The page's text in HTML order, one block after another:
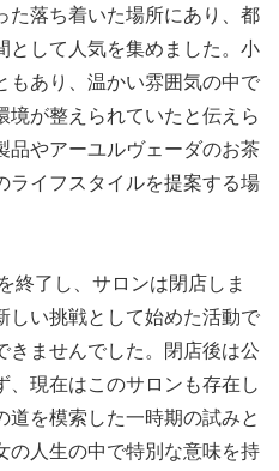
た落ち着いた場所にあり、都
として人気を集めました。小
もあり、温かい雰囲気の中で
境が整えられていたと伝えら
品やアーユルヴェーダのお茶
ライフスタイルを提案する場
終了し、サロンは閉店しま
しい挑戦として始めた活動で
きませんでした。閉店後は公
、現在はこのサロンも存在し
道を模索した一時期の試みと
の人生の中で特別な意味を持